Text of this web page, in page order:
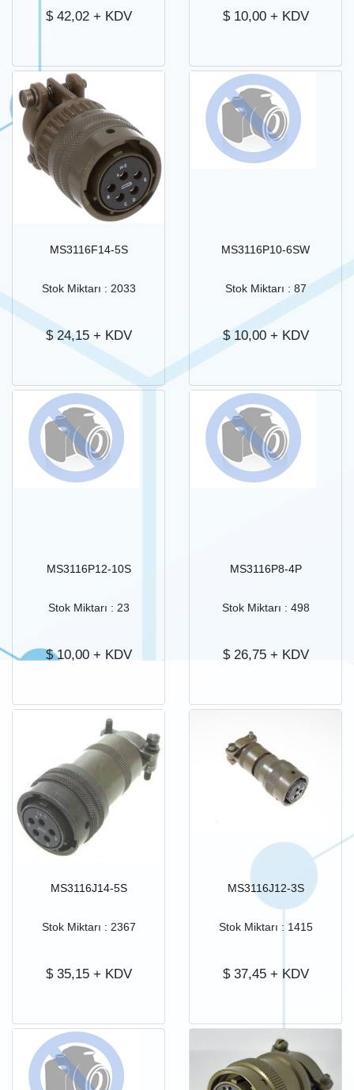
$ 42,02+ KDV $ 10,00+ KDV
MS3116F14-5S
Stok Miktarı : 2033
$ 24,15+ KDV
MS3116P10-6SW
Stok Miktarı : 87
$ 10,00+ KDV
MS3116P12-10S
Stok Miktarı : 23
$10,00+ KDV
MS3116P8-4P
Stok Miktarı : 498
$ 26,75+ KDV
MS3116J14-5S
Stok Miktarı : 2367
$ 35,15+ KDV
MS3116J12-3S
Stok Miktarı : 1415
$ 37,45+ KDV